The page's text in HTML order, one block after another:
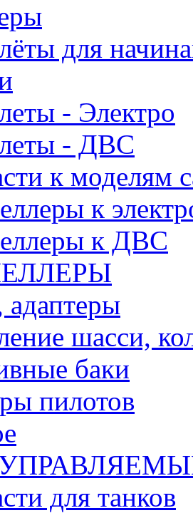
для
- Электро
- ДВС
к моделям
к
к ДВС
адаптеры
шасси,
баки
пилотов
для танков